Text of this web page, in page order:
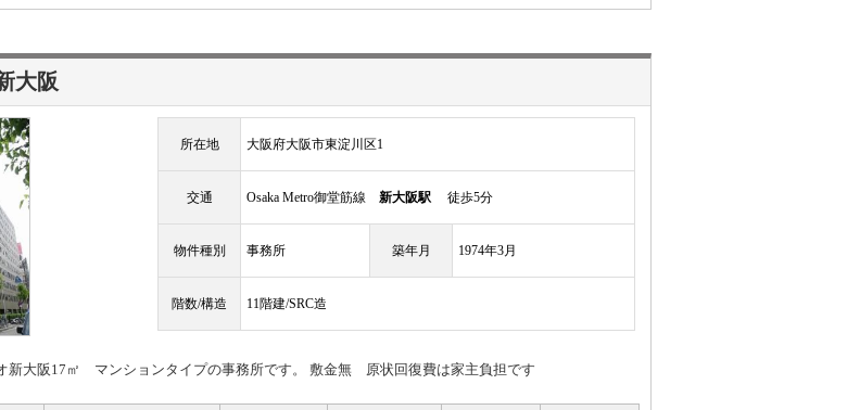
大阪
所在地 大阪府大阪市東淀川区1
交通 Osaka Metro御堂筋線 新大阪駅 徒歩5分
物件種別 事務所 築年月 1974年3月
階数/構造 11階建/SRC造
新大阪17㎡ マンションタイプの事務所です。 敷金無 原状回復費は家主負担です